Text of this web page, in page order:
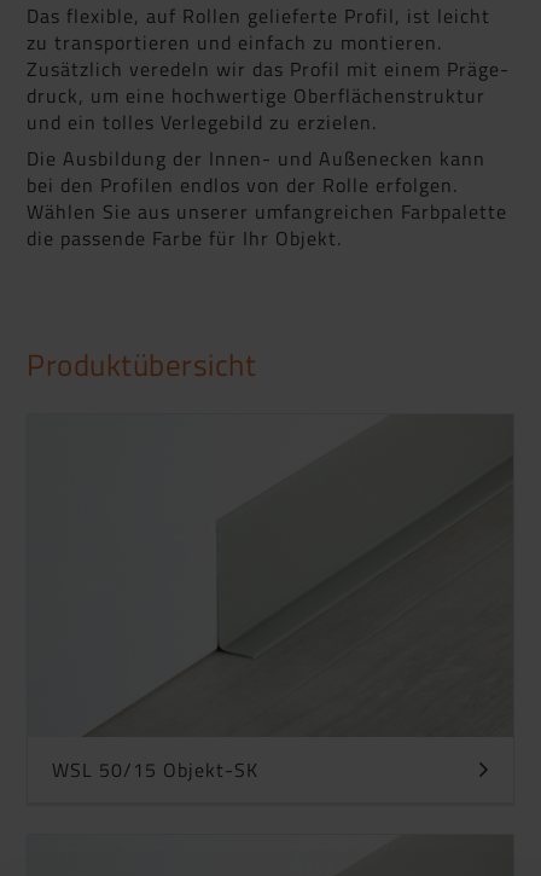
Das flexible, auf Rollen gelieferte Profil, ist leicht
zu transportieren und einfach zu montieren.
Zusätzlich veredeln wir das Profil mit einem Präge­
druck, um eine hochwertige Oberflächenstruktur
und ein tolles Verlegebild zu erzielen.
Die Ausbildung der Innen- und Außenecken kann
bei den Profilen endlos von der Rolle erfolgen.
Wählen Sie aus unserer umfangreichen Farbpalette
die passende Farbe für Ihr Objekt.
Produktübersicht
WSL 50/15 Objekt-SK